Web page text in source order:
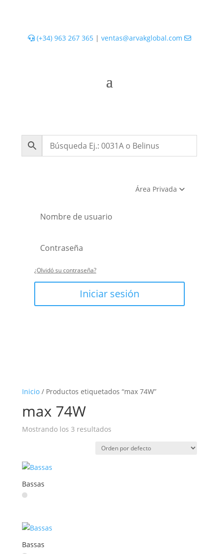
(+34) 963 267 365| ventas@arvakglobal.com
Área Privada
¿Olvidó su contraseña?
Iniciar sesión
Inicio/ Productos etiquetados “max 74W”
max 74W
Mostrando los 3 resultados
Bassas
Bassas